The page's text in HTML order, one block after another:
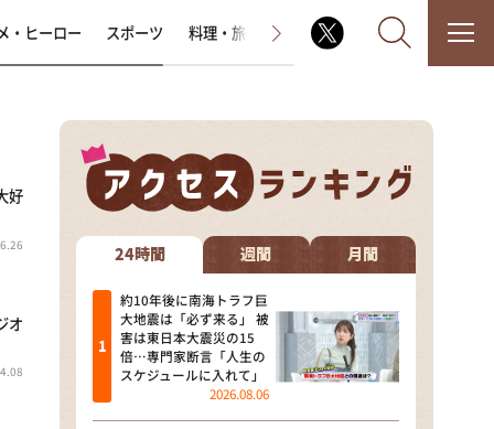
なるみ・岡村の過ぎるTV
相席食堂
これ余談なんですけど・・・
～人生密着トークバラエティ！
～ やすとものいたって真剣です
探偵！ナイトスクープ
・ヒーロー スポーツ 料理・旅 ラジオ番組 その他
好
オ
24時間 週間 月間
約10年後に南海トラフ巨
大地震は「必ず来る」 被
害は東日本大震災の15
倍…専門家断言「人生の
スケジュールに入れて」
2026.08.06